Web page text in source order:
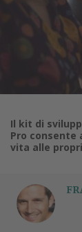
Il kit di
Pro consente
vita alle